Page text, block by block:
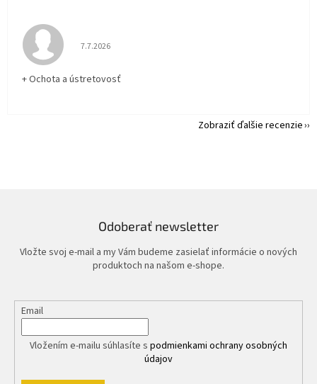
Hodnotenie obchodu je 5 z 5 hviezdičiek.
7.7.2026
+ Ochota a ústretovosť
Zobraziť ďalšie recenzie
Odoberať newsletter
Vložte svoj e-mail a my Vám budeme zasielať informácie o nových
produktoch na našom e-shope.
Email
Vložením e-mailu súhlasíte s podmienkami ochrany osobných
údajov